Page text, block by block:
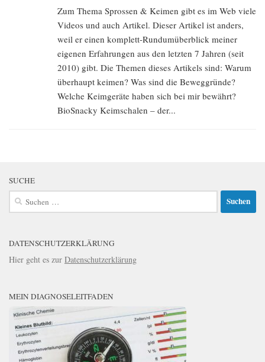
Zum Thema Sprossen & Keimen gibt es im Web viele
Videos und auch Artikel. Dieser Artikel ist anders,
weil er einen komplett-Rundumüberblick meiner
eigenen Erfahrungen aus den letzten 7 Jahren (seit
2010) gibt. Die Themen dieses Artikels sind: Warum
überhaupt keimen? Was sind die Beweggründe?
Welche Keimgeräte haben sich bei mir bewährt?
BioSnacky Keimschalen – der...
SUCHE
Suchen
nach:
DATENSCHUTZERKLÄRUNG
Hier geht es zur Datenschutzerklärung
MEIN DIAGNOSELEITFADEN